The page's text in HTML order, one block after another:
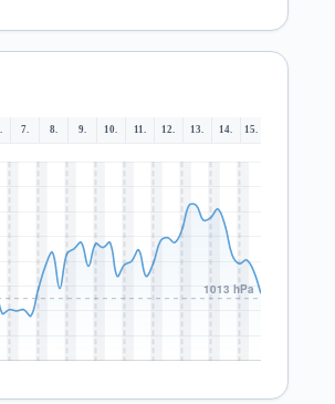
7. 8. 9. 10. 11. 12. 13. 14. 15.